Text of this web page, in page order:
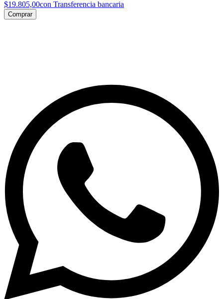
$19.805,00con Transferencia bancaria
Comprar